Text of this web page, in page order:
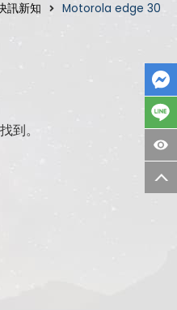
訊新知 Motorola edge 30
到。